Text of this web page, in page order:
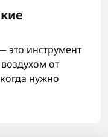
это инструмент
от
нужно
на металле,